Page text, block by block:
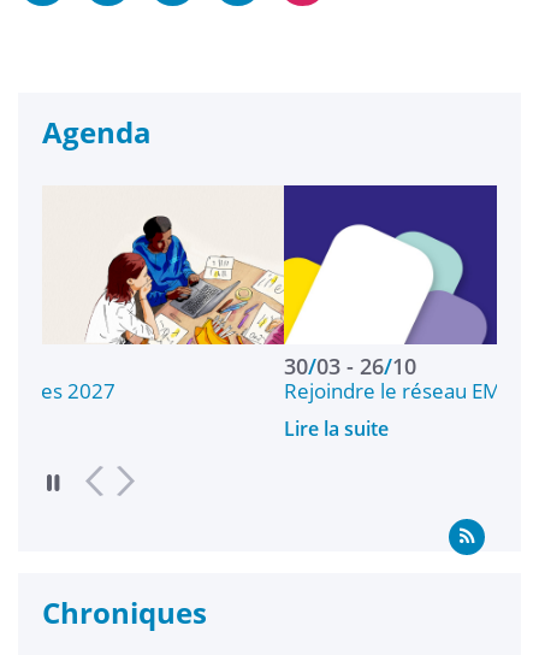
Agenda
10
Rejoindre le réseau EMERGE
Chroniques